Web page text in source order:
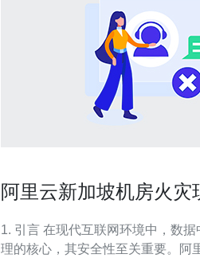
阿里云新加坡机房火灾
1. 引言 在现代互联网环境中，数据中心作为信息存储和处
理的核心，其安全性至关重要。阿